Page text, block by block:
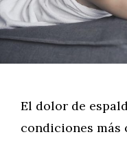
El dolor de
condiciones más